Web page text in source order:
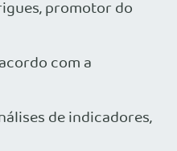
promotor do
com a
de indicadores,